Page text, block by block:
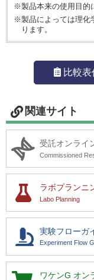
※製品本来の使用目的
※製品によっては理化
ります。
比較表
関連サイト
受託オンライ
Commissioned
ラボプランニ
Labo Planning
実験フローガ
Experiment Flow
ワケンG オン